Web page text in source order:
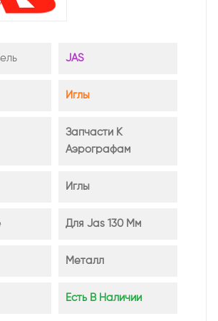
JAS
Иглы
Запчасти К
Аэрографам
Иглы
Для Jas 130 Мм
Металл
Есть В Наличии